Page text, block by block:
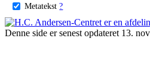
Metatekst ?
Denne side er senest opdateret 13.